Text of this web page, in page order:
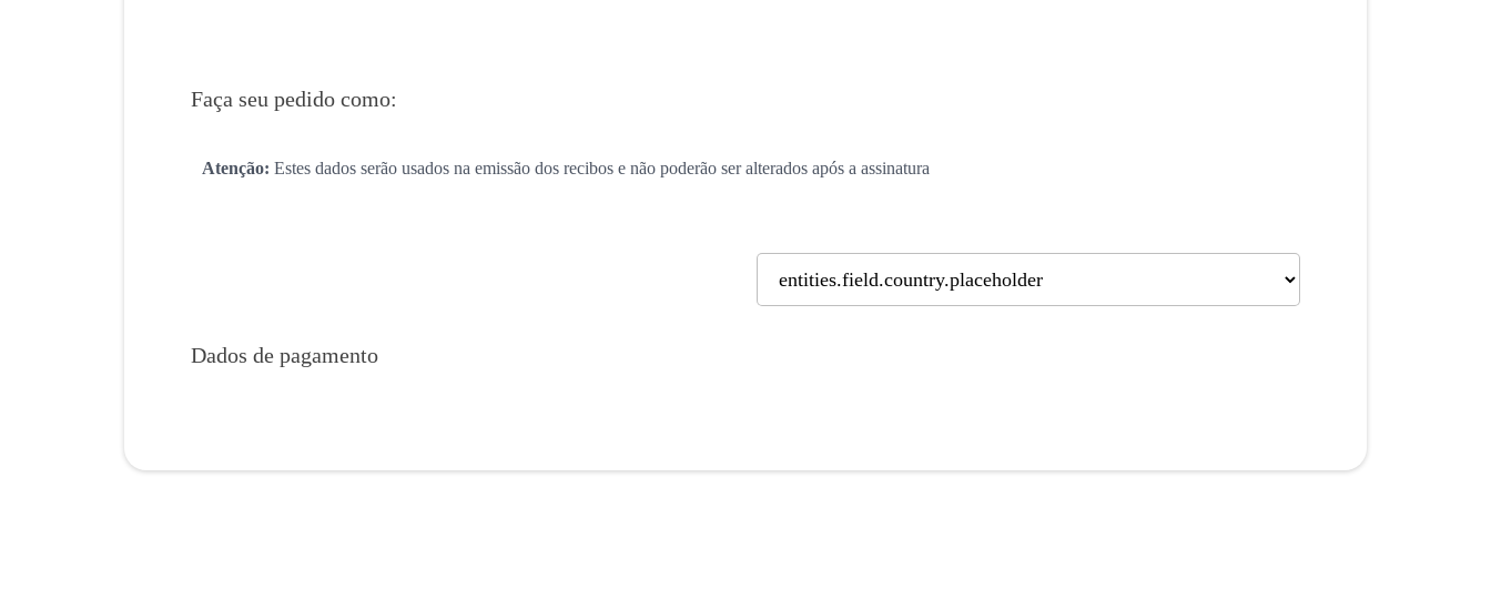
Faça seu pedido como:
Atenção: Estes dados serão usados na emissão dos recibos e não poderão ser alterados após a assinatura
Dados de pagamento